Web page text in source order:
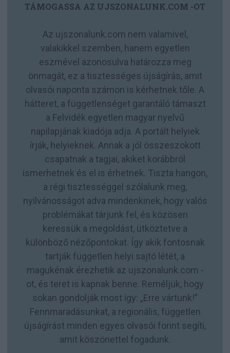
TÁMOGASSA AZ UJSZONALUNK.COM -OT
Az ujszonalunk.com nem valamivel,
valakikkel szemben, hanem egyetlen
eszmével azonosulva határozza meg
önmagát, ez a tisztességes újságírás, amit
olvasói naponta számon is kérhetnek tőle. A
hátteret, a függetlenséget garantáló támaszt
a Felvidék egyetlen magyar nyelvű
napilapjának kiadója adja. A portált helyiek
írják, helyieknek. Annak a jól összeszokott
csapatnak a tagjai, akiket korábbról
ismerhetnek és el is érhetnek. Tiszta hangon,
a régi tisztességgel szólalunk meg,
nyilvánosságot adva mindenkinek, hogy valós
problémákat tárjunk fel, és közösen
keressük a megoldást, ütköztetve a
különböző nézőpontokat. Így akik fontosnak
tartják független helyi sajtó létét, a
magukénak érezhetik az ujszonalunk.com -
ot, és teret is kapnak benne. Reméljük, hogy
sokan gondolják most így: „Erre vártunk!”
Fennmaradásunkat, a regionális, független
újságírást minden egyes olvasói forint segíti,
amit köszönettel fogadunk.